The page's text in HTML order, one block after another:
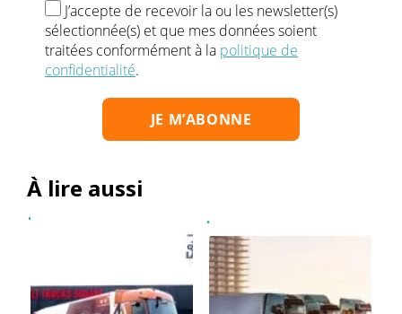
J’accepte de recevoir la ou les newsletter(s)
sélectionnée(s) et que mes données soient
traitées conformément à la politique de
confidentialité.
À lire aussi